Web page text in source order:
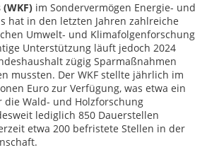
im Sondervermögen Energie- und
hat in den letzten Jahren zahlreiche
Umwelt- und Klimafolgenforschung
Unterstützung läuft jedoch 2024
zügig Sparmaßnahmen
mussten. Der WKF stellte jährlich im
Euro zur Verfügung, was etwa ein
Wald- und Holzforschung
lediglich 850 Dauerstellen
etwa 200 befristete Stellen in der